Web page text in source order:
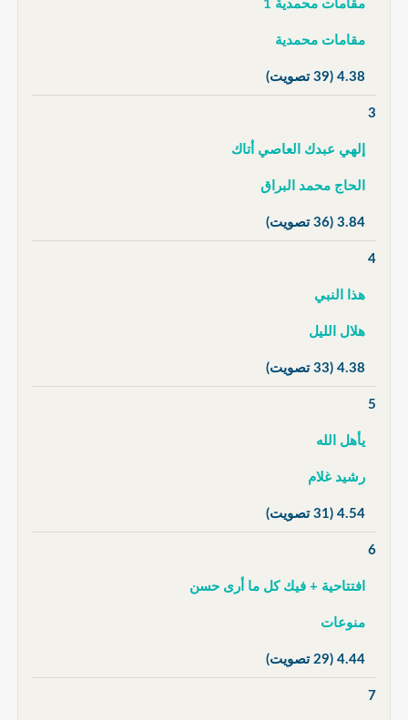
مقامات محمدية 1
مقامات محمدية
4.38 (39 تصويت)
3
إلهي عبدك العاصي أتاك
الحاج محمد البراق
3.84 (36 تصويت)
4
هذا النبي
هلال الليل
4.38 (33 تصويت)
5
يأهل الله
رشيد غلام
4.54 (31 تصويت)
6
افتتاحية + فيك كل ما أرى حسن
منوعات
4.44 (29 تصويت)
7